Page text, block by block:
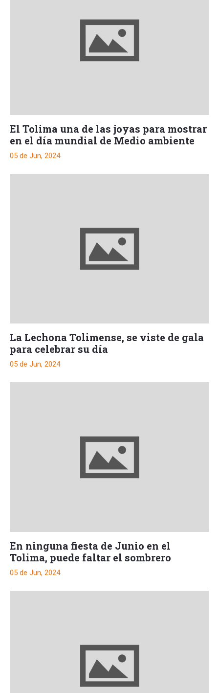
El Tolima una de las joyas para mostrar
en el día mundial de Medio ambiente
05 de Jun, 2024
La Lechona Tolimense, se viste de gala
para celebrar su día
05 de Jun, 2024
En ninguna fiesta de Junio en el
Tolima, puede faltar el sombrero
05 de Jun, 2024